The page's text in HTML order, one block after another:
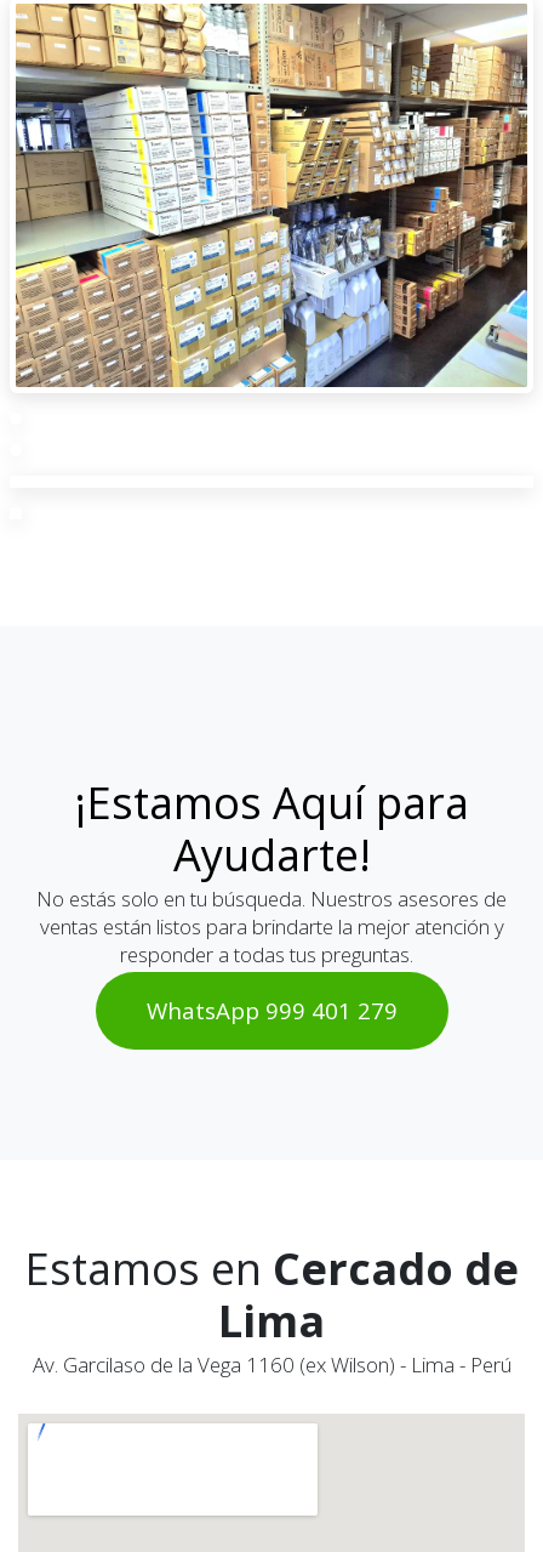
¡Estamos Aquí para
Ayudarte!
No estás solo en tu búsqueda. Nuestros asesores de
ventas están listos para brindarte la mejor atención y
responder a todas tus preguntas.
WhatsAp​​​​p 999 401 2​​79
Estamos en Cercado de
Lima
Av. Garcilaso de la Vega 1160 (ex Wilson) - Lima - Perú